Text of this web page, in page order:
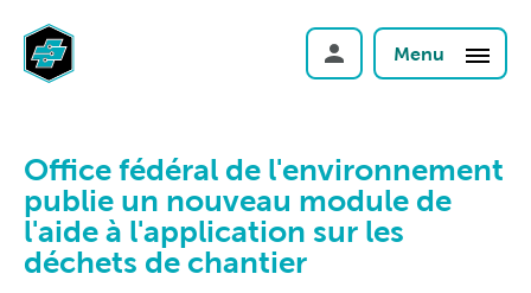
Menu
Office fédéral de l'environnement
publie un nouveau module de
l'aide à l'application sur les
déchets de chantier